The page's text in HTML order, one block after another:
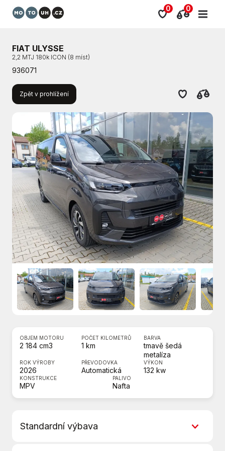
0 0
FIAT ULYSSE
2,2 MTJ 180k ICON (8 míst)
936071
Zpět v prohlížení
OBJEM MOTORU
2 184 cm3
POČET KILOMETRŮ
1 km
BARVA
tmavě šedá
metalíza
ROK VÝROBY
2026
PŘEVODOVKA
Automatická
VÝKON
132 kw
KONSTRUKCE
MPV
PALIVO
Nafta
Standardní výbava